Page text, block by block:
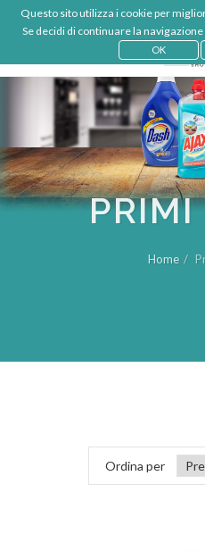
Questo sito utilizza i cookie per
Se decidi di continuare la
OK
PRIMI
Home
Ordina per